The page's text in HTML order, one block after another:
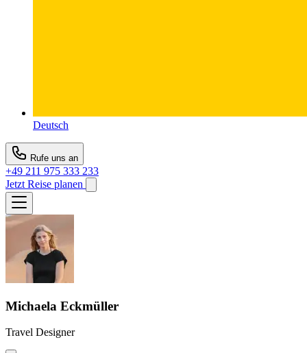
Deutsch
Rufe uns an
+49 211 975 333 233
Jetzt Reise planen
Michaela Eckmüller
Travel Designer